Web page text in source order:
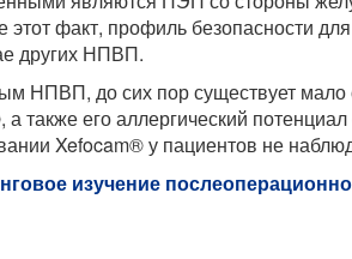
факт, профиль безопасности
других НПВП.
НПВП, до сих пор существует
а также его аллергический
Xefocam® у пациентов не
изучение